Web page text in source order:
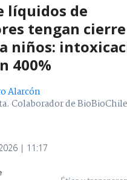
líquidos de
tengan cierre
niños:
400%
Alarcón
Colaborador de
| 11:17